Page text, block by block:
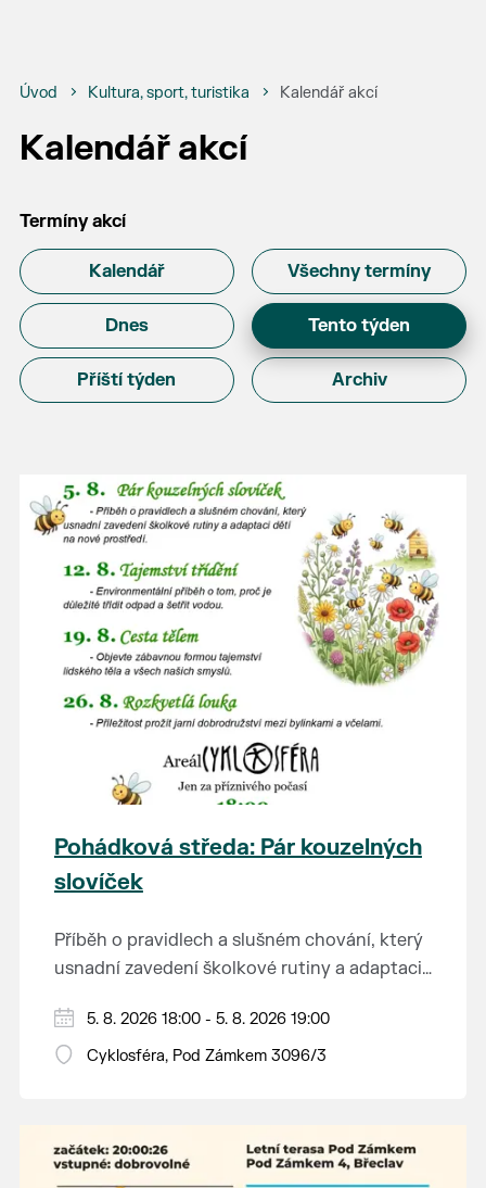
Úvod Kultura, sport, turistika Kalendář akcí
Kalendář akcí
Termíny akcí
Kalendář Všechny termíny
Dnes Tento týden
Příští týden Archiv
Pohádková středa: Pár kouzelných
slovíček
Příběh o pravidlech a slušném chování, který
usnadní zavedení školkové rutiny a adaptaci
Hraje se jen za příznivého počasí.
Vstupné dobrovolné.
5. 8. 2026 18:00 - 5. 8. 2026 19:00
Cyklosféra, Pod Zámkem 3096/3